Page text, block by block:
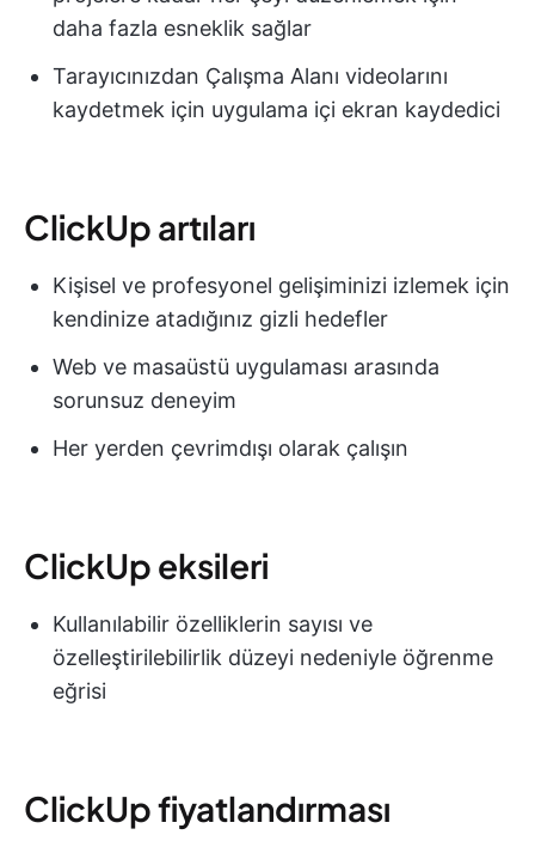
daha fazla esneklik sağlar
Tarayıcınızdan Çalışma Alanı videolarını
kaydetmek için uygulama içi ekran kaydedici
ClickUp artıları
Kişisel ve profesyonel gelişiminizi izlemek için
kendinize atadığınız gizli hedefler
Web ve masaüstü uygulaması arasında
sorunsuz deneyim
Her yerden çevrimdışı olarak çalışın
ClickUp eksileri
Kullanılabilir özelliklerin sayısı ve
özelleştirilebilirlik düzeyi nedeniyle öğrenme
eğrisi
ClickUp fiyatlandırması